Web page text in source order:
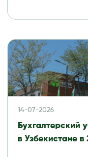
14-07-2026
Бухгалтерский
в Узбекистане